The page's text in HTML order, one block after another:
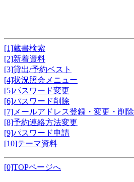
[1]蔵書検索
[2]新着資料
[3]貸出/予約ベスト
[4]状況照会メニュー
[5]パスワード変更
[6]パスワード削除
[7]メールアドレス登録・変更・削除
[8]予約連絡方法変更
[9]パスワード申請
[10]テーマ資料
[0]TOPページへ